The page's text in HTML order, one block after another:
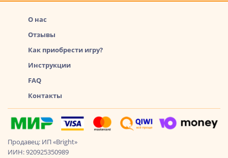
О нас
Отзывы
Как приобрести игру?
Инструкции
FAQ
Контакты
Продавец: ИП «Bright»
ИИН: 920925350989